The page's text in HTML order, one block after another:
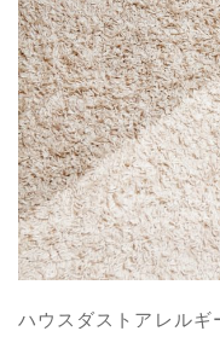
ハウスダストアレルギ